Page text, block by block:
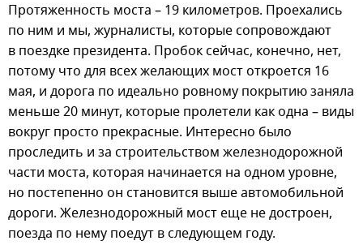
Протяженность моста – 19 километров. Проехались
по ним и мы, журналисты, которые сопровождают
в поездке президента. Пробок сейчас, конечно, нет,
потому что для всех желающих мост откроется 16
мая, и дорога по идеально ровному покрытию заняла
меньше 20 минут, которые пролетели как одна – виды
вокруг просто прекрасные. Интересно было
проследить и за строительством железнодорожной
части моста, которая начинается на одном уровне,
но постепенно он становится выше автомобильной
дороги. Железнодорожный мост еще не достроен,
поезда по нему поедут в следующем году.